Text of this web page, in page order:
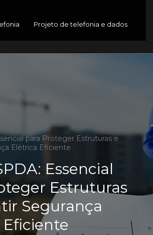
Projeto de telefonia e dados
para Proteger Estruturas e
Elétrica Eficiente
Essencial
Estruturas
Segurança